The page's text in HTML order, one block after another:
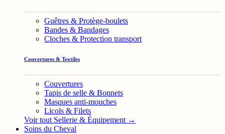
Guêtres & Protège-boulets
Bandes & Bandages
Cloches & Protection transport
Couvertures & Textiles
Couvertures
Tapis de selle & Bonnets
Masques anti-mouches
Licols & Filets
Voir tout Sellerie & Équipement →
Soins du Cheval